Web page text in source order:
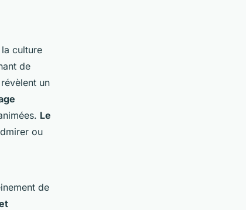
culture
de
révèlent un
Le
ou
de